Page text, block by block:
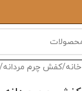
خانه/کفش چرم مردانه/